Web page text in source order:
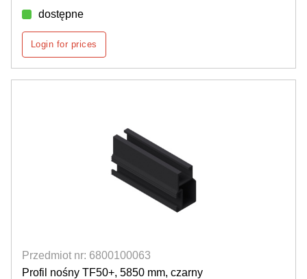
dostępne
Login for prices
Przedmiot nr: 6800100063
Profil nośny TF50+, 5850 mm, czarny